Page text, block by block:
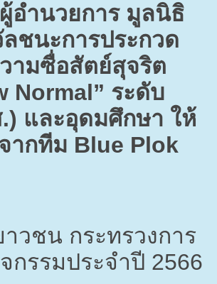
อำนวยการ มูลนิธิ
ชนะการประกวด
ามซื่อสัตย์สุจริต
Normal” ระดับ
และอุดมศึกษา ให้
ากทีม Blue Plok
วชน กระทรวงการ
รรมประจำปี 2566